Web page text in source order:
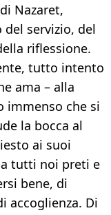
Nazaret,
del servizio, del
riflessione.
tutto intento
ama – alla
immenso che si
la bocca al
ai suoi
tutti noi preti e
bene, di
accoglienza. Di